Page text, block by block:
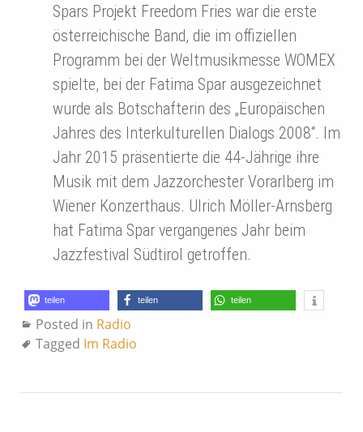
Spars Projekt Freedom Fries war die erste
österreichische Band, die im offiziellen
Programm bei der Weltmusikmesse WOMEX
spielte, bei der Fatima Spar ausgezeichnet
wurde als Botschafterin des „Europäischen
Jahres des Interkulturellen Dialogs 2008“. Im
Jahr 2015 präsentierte die 44-Jährige ihre
Musik mit dem Jazzorchester Vorarlberg im
Wiener Konzerthaus. Ulrich Möller-Arnsberg
hat Fatima Spar vergangenes Jahr beim
Jazzfestival Südtirol getroffen.
teilen teilen teilen
Posted in Radio
Tagged Im Radio